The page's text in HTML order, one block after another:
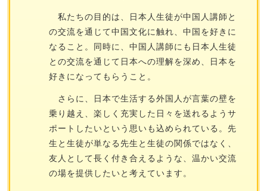
私たちの目的は、日本人生徒が中国人講師と
の交流を通じて中国文化に触れ、中国を好きに
なること。同時に、中国人講師にも日本人生徒
との交流を通じて日本への理解を深め、日本を
好きになってもらうこと。
さらに、日本で生活する外国人が言葉の壁を
乗り越え、楽しく充実した日々を送れるようサ
ポートしたいという思いも込められている。先
生と生徒が単なる先生と生徒の関係ではなく、
友人として長く付き合えるような、温かい交流
の場を提供したいと考えています。